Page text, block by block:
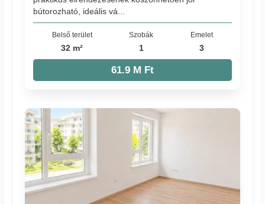
bútorozható, ideális vá...
Belső terület
32 m²
Szobák
1
Emelet
3
61.9 M Ft